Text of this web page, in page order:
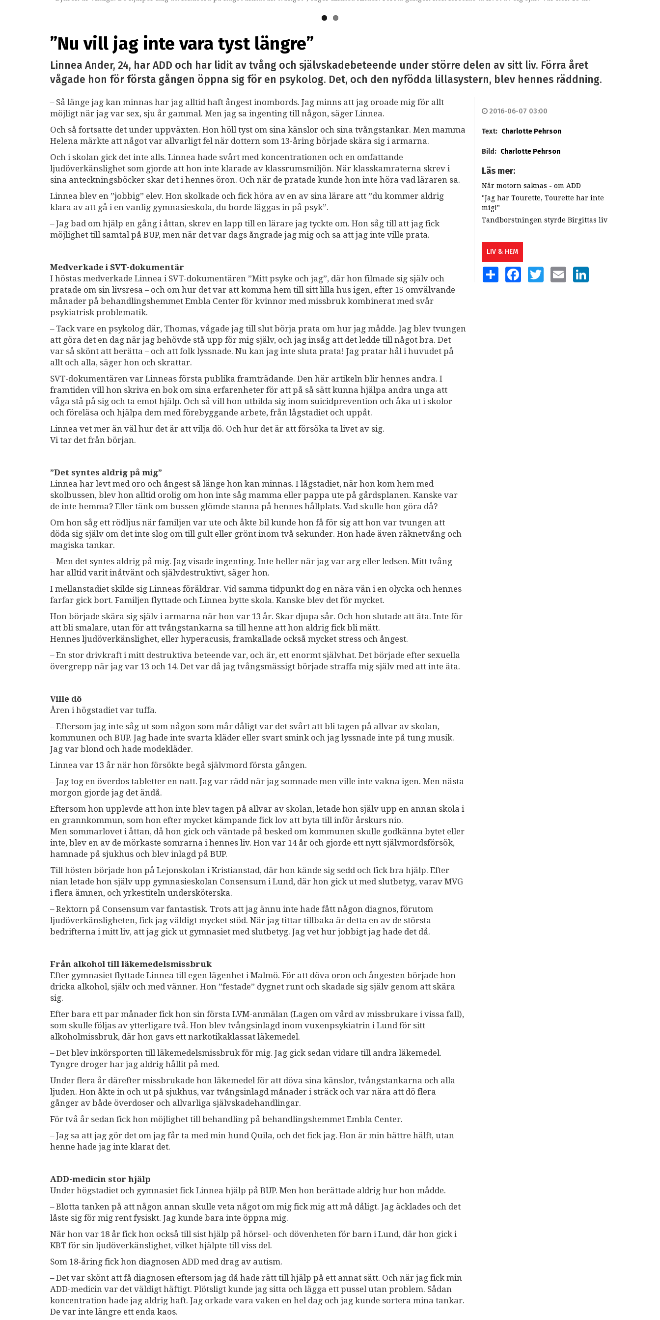
”Nu vill jag inte vara tyst längre”
Linnea Ander, 24, har ADD och har lidit av tvång och självskadebeteende under större delen av sitt liv. Förra året
vågade hon för första gången öppna sig för en psykolog. Det, och den nyfödda lillasystern, blev hennes räddning.
– Så länge jag kan minnas har jag alltid haft ångest inombords. Jag minns att jag oroade mig för allt
möjligt när jag var sex, sju år gammal. Men jag sa ingenting till någon, säger Linnea.
Och så fortsatte det under uppväxten. Hon höll tyst om sina känslor och sina tvångstankar. Men mamma
Helena märkte att något var allvarligt fel när dottern som 13-åring började skära sig i armarna.
Och i skolan gick det inte alls. Linnea hade svårt med koncentrationen och en omfattande
ljudöverkänslighet som gjorde att hon inte klarade av klassrumsmiljön. När klasskamraterna skrev i
sina anteckningsböcker skar det i hennes öron. Och när de pratade kunde hon inte höra vad läraren sa.
Linnea blev en ”jobbig” elev. Hon skolkade och fick höra av en av sina lärare att ”du kommer aldrig
klara av att gå i en vanlig gymnasieskola, du borde läggas in på psyk”.
– Jag bad om hjälp en gång i åttan, skrev en lapp till en lärare jag tyckte om. Hon såg till att jag fick
möjlighet till samtal på BUP, men när det var dags ångrade jag mig och sa att jag inte ville prata.
Medverkade i SVT-dokumentär
I höstas medverkade Linnea i SVT-dokumentären ”Mitt psyke och jag”, där hon filmade sig själv och
pratade om sin livsresa – och om hur det var att komma hem till sitt lilla hus igen, efter 15 omvälvande
månader på behandlingshemmet Embla Center för kvinnor med missbruk kombinerat med svår
psykiatrisk problematik.
– Tack vare en psykolog där, Thomas, vågade jag till slut börja prata om hur jag mådde. Jag blev tvungen
att göra det en dag när jag behövde stå upp för mig själv, och jag insåg att det ledde till något bra. Det
var så skönt att berätta – och att folk lyssnade. Nu kan jag inte sluta prata! Jag pratar hål i huvudet på
allt och alla, säger hon och skrattar.
SVT-dokumentären var Linneas första publika framträdande. Den här artikeln blir hennes andra. I
framtiden vill hon skriva en bok om sina erfarenheter för att på så sätt kunna hjälpa andra unga att
våga stå på sig och ta emot hjälp. Och så vill hon utbilda sig inom suicidprevention och åka ut i skolor
och föreläsa och hjälpa dem med förebyggande arbete, från lågstadiet och uppåt.
Linnea vet mer än väl hur det är att vilja dö. Och hur det är att försöka ta livet av sig.
Vi tar det från början.
”Det syntes aldrig på mig”
Linnea har levt med oro och ångest så länge hon kan minnas. I lågstadiet, när hon kom hem med
skolbussen, blev hon alltid orolig om hon inte såg mamma eller pappa ute på gårdsplanen. Kanske var
de inte hemma? Eller tänk om bussen glömde stanna på hennes hållplats. Vad skulle hon göra då?
Om hon såg ett rödljus när familjen var ute och åkte bil kunde hon få för sig att hon var tvungen att
döda sig själv om det inte slog om till gult eller grönt inom två sekunder. Hon hade även räknetvång och
magiska tankar.
– Men det syntes aldrig på mig. Jag visade ingenting. Inte heller när jag var arg eller ledsen. Mitt tvång
har alltid varit inåtvänt och självdestruktivt, säger hon.
I mellanstadiet skilde sig Linneas föräldrar. Vid samma tidpunkt dog en nära vän i en olycka och hennes
farfar gick bort. Familjen flyttade och Linnea bytte skola. Kanske blev det för mycket.
Hon började skära sig själv i armarna när hon var 13 år. Skar djupa sår. Och hon slutade att äta. Inte för
att bli smalare, utan för att tvångstankarna sa till henne att hon aldrig fick bli mätt.
Hennes ljudöverkänslighet, eller hyperacusis, framkallade också mycket stress och ångest.
– En stor drivkraft i mitt destruktiva beteende var, och är, ett enormt självhat. Det började efter sexuella
övergrepp när jag var 13 och 14. Det var då jag tvångsmässigt började straffa mig själv med att inte äta.
Ville dö
Åren i högstadiet var tuffa.
– Eftersom jag inte såg ut som någon som mår dåligt var det svårt att bli tagen på allvar av skolan,
kommunen och BUP. Jag hade inte svarta kläder eller svart smink och jag lyssnade inte på tung musik.
Jag var blond och hade modekläder.
Linnea var 13 år när hon försökte begå självmord första gången.
– Jag tog en överdos tabletter en natt. Jag var rädd när jag somnade men ville inte vakna igen. Men nästa
morgon gjorde jag det ändå.
Eftersom hon upplevde att hon inte blev tagen på allvar av skolan, letade hon själv upp en annan skola i
en grannkommun, som hon efter mycket kämpande fick lov att byta till inför årskurs nio.
Men sommarlovet i åttan, då hon gick och väntade på besked om kommunen skulle godkänna bytet eller
inte, blev en av de mörkaste somrarna i hennes liv. Hon var 14 år och gjorde ett nytt självmordsförsök,
hamnade på sjukhus och blev inlagd på BUP.
Till hösten började hon på Lejonskolan i Kristianstad, där hon kände sig sedd och fick bra hjälp. Efter
nian letade hon själv upp gymnasieskolan Consensum i Lund, där hon gick ut med slutbetyg, varav MVG
i flera ämnen, och yrkestiteln undersköterska.
– Rektorn på Consensum var fantastisk. Trots att jag ännu inte hade fått någon diagnos, förutom
ljudöverkänsligheten, fick jag väldigt mycket stöd. När jag tittar tillbaka är detta en av de största
bedrifterna i mitt liv, att jag gick ut gymnasiet med slutbetyg. Jag vet hur jobbigt jag hade det då.
Från alkohol till läkemedelsmissbruk
Efter gymnasiet flyttade Linnea till egen lägenhet i Malmö. För att döva oron och ångesten började hon
dricka alkohol, själv och med vänner. Hon ”festade” dygnet runt och skadade sig själv genom att skära
sig.
Efter bara ett par månader fick hon sin första LVM-anmälan (Lagen om vård av missbrukare i vissa fall),
som skulle följas av ytterligare två. Hon blev tvångsinlagd inom vuxenpsykiatrin i Lund för sitt
alkoholmissbruk, där hon gavs ett narkotikaklassat läkemedel.
– Det blev inkörsporten till läkemedelsmissbruk för mig. Jag gick sedan vidare till andra läkemedel.
Tyngre droger har jag aldrig hållit på med.
Under flera år därefter missbrukade hon läkemedel för att döva sina känslor, tvångstankarna och alla
ljuden. Hon åkte in och ut på sjukhus, var tvångsinlagd månader i sträck och var nära att dö flera
gånger av både överdoser och allvarliga självskadehandlingar.
För två år sedan fick hon möjlighet till behandling på behandlingshemmet Embla Center.
– Jag sa att jag gör det om jag får ta med min hund Quila, och det fick jag. Hon är min bättre hälft, utan
henne hade jag inte klarat det.
ADD-medicin stor hjälp
Under högstadiet och gymnasiet fick Linnea hjälp på BUP. Men hon berättade aldrig hur hon mådde.
– Blotta tanken på att någon annan skulle veta något om mig fick mig att må dåligt. Jag äcklades och det
låste sig för mig rent fysiskt. Jag kunde bara inte öppna mig.
När hon var 18 år fick hon också till sist hjälp på hörsel- och dövenheten för barn i Lund, där hon gick i
KBT för sin ljudöverkänslighet, vilket hjälpte till viss del.
Som 18-åring fick hon diagnosen ADD med drag av autism.
– Det var skönt att få diagnosen eftersom jag då hade rätt till hjälp på ett annat sätt. Och när jag fick min
ADD-medicin var det väldigt häftigt. Plötsligt kunde jag sitta och lägga ett pussel utan problem. Sådan
koncentration hade jag aldrig haft. Jag orkade vara vaken en hel dag och jag kunde sortera mina tankar.
De var inte längre ett enda kaos.
2016-06-07 03:00
Text: Charlotte Pehrson
Bild: Charlotte Pehrson
Läs mer:
När motorn saknas - om ADD
"Jag har Tourette, Tourette har inte
mig!"
Tandborstningen styrde Birgittas liv
LIV & HEM
SHARE FACEBOOKTWITTEREMAIL LINKEDIN